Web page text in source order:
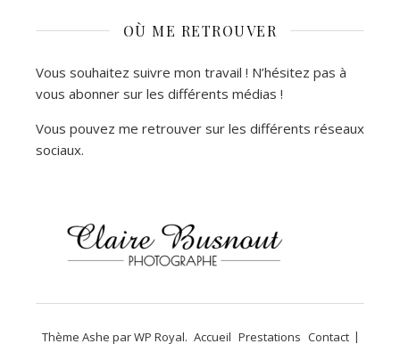
OÙ ME RETROUVER
Vous souhaitez suivre mon travail ! N’hésitez pas à
vous abonner sur les différents médias !
Vous pouvez me retrouver sur les différents réseaux
sociaux.
Accueil Prestations Contact
Thème Ashe parWP Royal.